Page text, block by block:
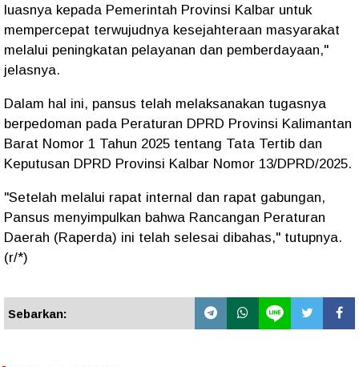
luasnya kepada Pemerintah Provinsi Kalbar untuk
mempercepat terwujudnya kesejahteraan masyarakat
melalui peningkatan pelayanan dan pemberdayaan,"
jelasnya.
Dalam hal ini, pansus telah melaksanakan tugasnya
berpedoman pada Peraturan DPRD Provinsi Kalimantan
Barat Nomor 1 Tahun 2025 tentang Tata Tertib dan
Keputusan DPRD Provinsi Kalbar Nomor 13/DPRD/2025.
"Setelah melalui rapat internal dan rapat gabungan,
Pansus menyimpulkan bahwa Rancangan Peraturan
Daerah (Raperda) ini telah selesai dibahas," tutupnya.
(r/*)
Sebarkan: